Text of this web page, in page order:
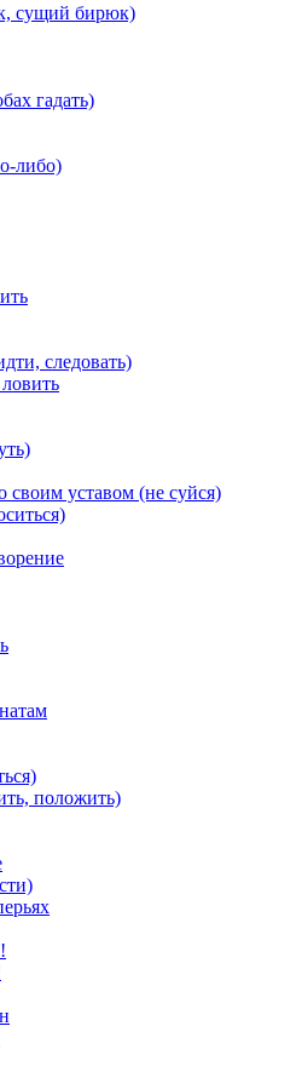
сущий бирюк)
гадать)
либо)
следовать)
уставом (не суйся)
положить)